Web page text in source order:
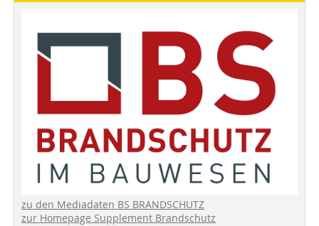
zu den Mediadaten BS BRANDSCHUTZ
zur Homepage Supplement Brandschutz